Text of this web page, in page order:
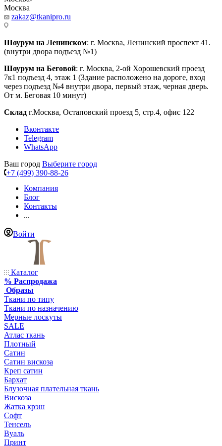
Москва
zakaz@tkanipro.ru
Шоурум на Ленинском: г. Москва, Ленинский проспект 41.
(внутри двора подъезд №1)
Шоурум на Беговой: г. Москва, 2-ой Хорошевский проезд
7к1 подъезд 4, этаж 1 (Здание расположено на дороге, вход
через подъезд №4 внутри двора, первый этаж, черная дверь.
От м. Беговая 10 минут)
Склад г.Москва, Остаповский проезд 5, стр.4, офис 122
Вконтакте
Telegram
WhatsApp
Ваш город Выберите город
+7 (499) 390-88-26
Компания
Блог
Контакты
...
Войти
Каталог
% Распродажа
Образы
Ткани по типу
Ткани по назначению
Мерные лоскуты
SALE
Атлас ткань
Плотный
Сатин
Сатин вискоза
Креп сатин
Бархат
Блузочная плательная ткань
Вискоза
Жатка крэш
Софт
Тенсель
Вуаль
Принт